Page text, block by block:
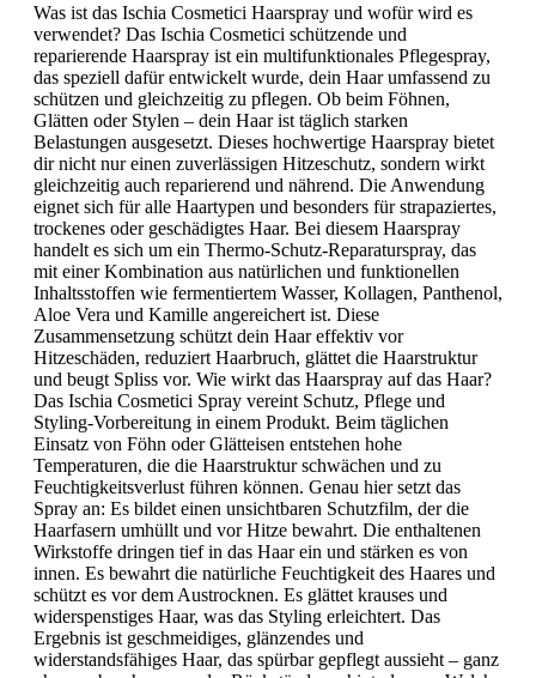
Was ist das Ischia Cosmetici Haarspray und wofür wird es
verwendet? Das Ischia Cosmetici schützende und
reparierende Haarspray ist ein multifunktionales Pflegespray,
das speziell dafür entwickelt wurde, dein Haar umfassend zu
schützen und gleichzeitig zu pflegen. Ob beim Föhnen,
Glätten oder Stylen – dein Haar ist täglich starken
Belastungen ausgesetzt. Dieses hochwertige Haarspray bietet
dir nicht nur einen zuverlässigen Hitzeschutz, sondern wirkt
gleichzeitig auch reparierend und nährend. Die Anwendung
eignet sich für alle Haartypen und besonders für strapaziertes,
trockenes oder geschädigtes Haar. Bei diesem Haarspray
handelt es sich um ein Thermo-Schutz-Reparaturspray, das
mit einer Kombination aus natürlichen und funktionellen
Inhaltsstoffen wie fermentiertem Wasser, Kollagen, Panthenol,
Aloe Vera und Kamille angereichert ist. Diese
Zusammensetzung schützt dein Haar effektiv vor
Hitzeschäden, reduziert Haarbruch, glättet die Haarstruktur
und beugt Spliss vor. Wie wirkt das Haarspray auf das Haar?
Das Ischia Cosmetici Spray vereint Schutz, Pflege und
Styling-Vorbereitung in einem Produkt. Beim täglichen
Einsatz von Föhn oder Glätteisen entstehen hohe
Temperaturen, die die Haarstruktur schwächen und zu
Feuchtigkeitsverlust führen können. Genau hier setzt das
Spray an: Es bildet einen unsichtbaren Schutzfilm, der die
Haarfasern umhüllt und vor Hitze bewahrt. Die enthaltenen
Wirkstoffe dringen tief in das Haar ein und stärken es von
innen. Es bewahrt die natürliche Feuchtigkeit des Haares und
schützt es vor dem Austrocknen. Es glättet krauses und
widerspenstiges Haar, was das Styling erleichtert. Das
Ergebnis ist geschmeidiges, glänzendes und
widerstandsfähiges Haar, das spürbar gepflegt aussieht – ganz